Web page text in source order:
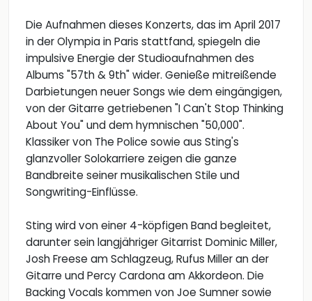
Die Aufnahmen dieses Konzerts, das im April 2017
in der Olympia in Paris stattfand, spiegeln die
impulsive Energie der Studioaufnahmen des
Albums "57th & 9th" wider. Genieße mitreißende
Darbietungen neuer Songs wie dem eingängigen,
von der Gitarre getriebenen "I Can't Stop Thinking
About You" und dem hymnischen "50,000".
Klassiker von The Police sowie aus Sting's
glanzvoller Solokarriere zeigen die ganze
Bandbreite seiner musikalischen Stile und
Songwriting-Einflüsse.
Sting wird von einer 4-köpfigen Band begleitet,
darunter sein langjähriger Gitarrist Dominic Miller,
Josh Freese am Schlagzeug, Rufus Miller an der
Gitarre und Percy Cardona am Akkordeon. Die
Backing Vocals kommen von Joe Sumner sowie